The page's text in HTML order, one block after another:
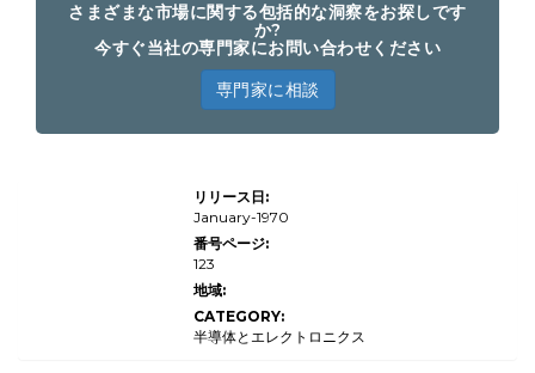
さまざまな市場に関する包括的な洞察をお探しです
か?
今すぐ当社の専門家にお問い合わせください
専門家に相談
リリース日:
January-1970
番号ページ:
123
地域:
CATEGORY:
半導体とエレクトロニクス